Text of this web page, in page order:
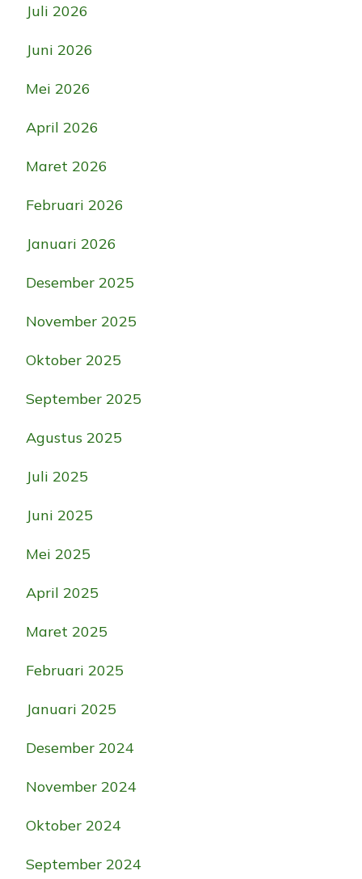
Juli 2026
Juni 2026
Mei 2026
April 2026
Maret 2026
Februari 2026
Januari 2026
Desember 2025
November 2025
Oktober 2025
September 2025
Agustus 2025
Juli 2025
Juni 2025
Mei 2025
April 2025
Maret 2025
Februari 2025
Januari 2025
Desember 2024
November 2024
Oktober 2024
September 2024